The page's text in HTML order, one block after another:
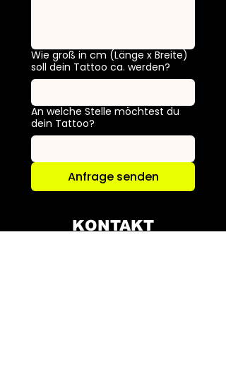
Wie groß in cm (Länge x Breite)
soll dein Tattoo ca. werden?
An welche Stelle möchtest du
dein Tattoo?
Anfrage senden
KONTAKT